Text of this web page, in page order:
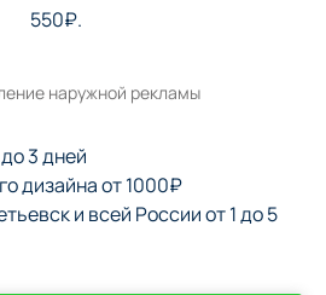
550₽.
3 дней
дизайна от 1000₽
и всей России от 1 до 5